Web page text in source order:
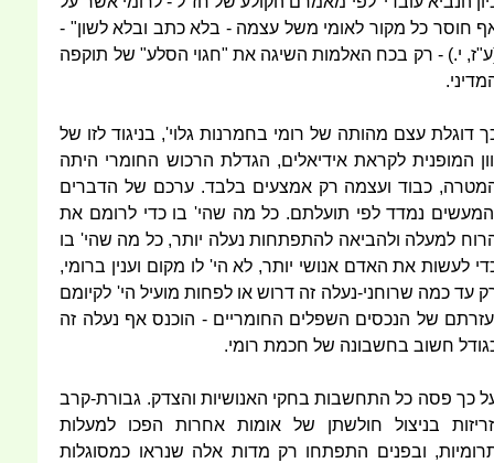
חוסר כל מקור לאומי משל עצמה - בלא כתב ובלא לשון" -
י.) - רק בכח האלמות השיגה את "חגוי הסלע" של תוקפה
דוגלת עצם מהותה של רומי בחמרנות גלוי', בניגוד לזו של
המופנית לקראת אידיאלים, הגדלת הרכוש החומרי היתה
כבוד ועצמה רק אמצעים בלבד. ערכם של הדברים
נמדד לפי תועלתם. כל מה שהי' בו כדי לרומם את
למעלה ולהביאה להתפתחות נעלה יותר, כל מה שהי' בו
לעשות את האדם אנושי יותר, לא הי' לו מקום וענין ברומי,
עד כמה שרוחני-נעלה זה דרוש או לפחות מועיל הי' לקיומם
של הנכסים השפלים החומריים - הוכנס אף נעלה זה
חשוב בחשבונה של חכמת רומי.
כך פסה כל התחשבות בחקי האנושיות והצדק. גבורת-קרב
בניצול חולשתן של אומות אחרות הפכו למעלות
ובפנים התפתחו רק מדות אלה שנראו כמסוגלות